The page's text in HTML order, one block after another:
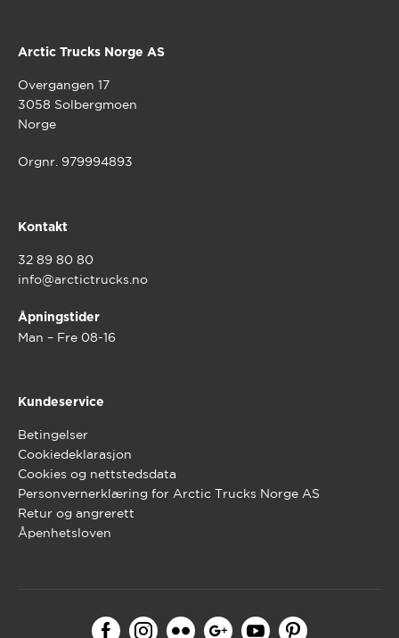
Arctic Trucks Norge AS
Overgangen 17
3058 Solbergmoen
Norge
Orgnr. 979994893
Kontakt
32 89 80 80
info@arctictrucks.no
Åpningstider
Man – Fre 08-16
Kundeservice
Betingelser
Cookiedeklarasjon
Cookies og nettstedsdata
Personvernerklæring for Arctic Trucks Norge AS
Retur og angrerett
Åpenhetsloven